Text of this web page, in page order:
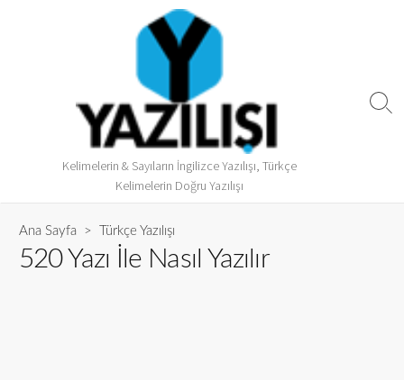
Kelimelerin & Sayıların İngilizce Yazılışı, Türkçe
Kelimelerin Doğru Yazılışı
Ana Sayfa > Türkçe Yazılışı
520 Yazı İle Nasıl Yazılır